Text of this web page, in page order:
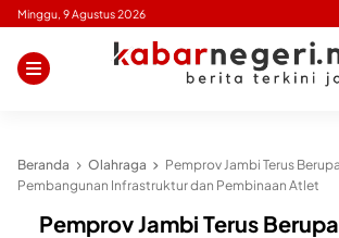
Skip
content
Minggu, 9 Agustus 2026
Beranda Olahraga
Pemprov Jambi Terus
Pembangunan Infrastruktur dan Pembinaan Atlet
Pemprov Jambi Terus